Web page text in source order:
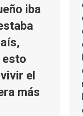
iba
esto
el
más